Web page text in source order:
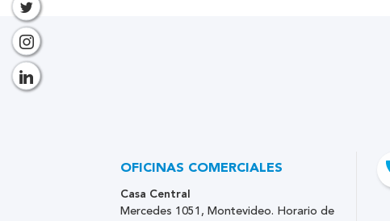
OFICINAS COMERCIALES
Casa Central
Mercedes 1051, Montevideo. Horario de